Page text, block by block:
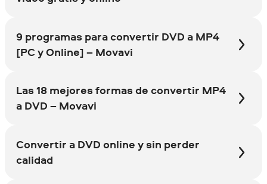
9 programas para convertir DVD a MP4
[PC y Online] – Movavi
Las 18 mejores formas de convertir MP4
a DVD – Movavi
Convertir a DVD online y sin perder
calidad